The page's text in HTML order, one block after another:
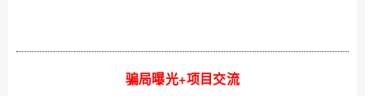
骗局曝光+项目交流